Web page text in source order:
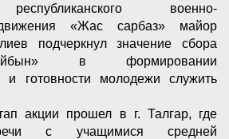
военно-
движения «Жас сарбаз» майор
подчеркнул значение сбора
в формировании
и готовности молодежи служить
акции прошел в г. Талгар, где
с учащимися средней